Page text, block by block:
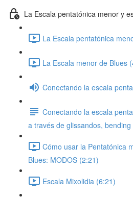
La Escala pentatónica menor y
La Escala pentatónica
La Escala menor de Blues
Conectando la escala
Conectando la escala
a través de glissandos,
Cómo usar la Pentatónica
Blues: MODOS (2:21)
Escala Mixolidia (6:21)